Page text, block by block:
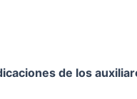
de los